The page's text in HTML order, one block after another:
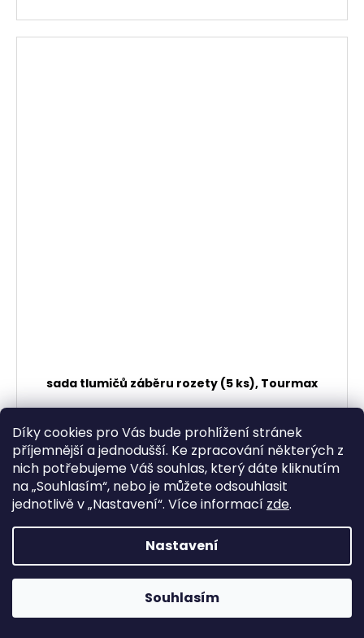
Díky cookies pro Vás bude prohlížení stránek
příjemnější a jednodušší. Ke zpracování některých z
nich potřebujeme Váš souhlas, který dáte kliknutím
na „Souhlasím“, nebo je můžete odsouhlasit
jednotlivě v „Nastavení“. Více informací zde.
Nastavení
Souhlasím
sada tlumičů záběru rozety (5 ks), Tourmax
Skladem
613,22 Kč bez DPH
742 Kč
DO KOŠÍKU